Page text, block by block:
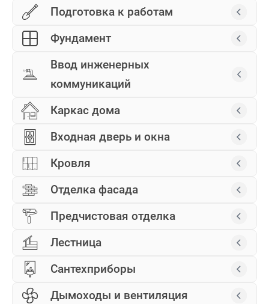
Подготовка к работам
Фундамент
Ввод инженерных
коммуникаций
Каркас дома
Входная дверь и окна
Кровля
Отделка фасада
Предчистовая отделка
Лестница
Сантехприборы
Дымоходы и вентиляция